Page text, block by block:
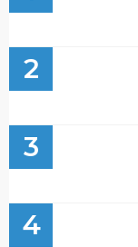
2
3
4